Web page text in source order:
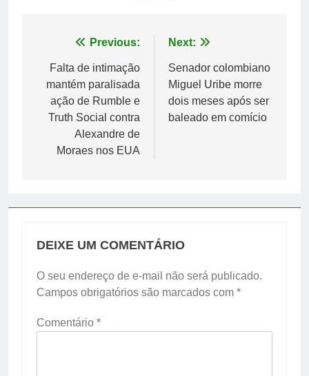
Navegação
de
Post
Previous:
Falta de intimação
mantém paralisada
ação de Rumble e
Truth Social contra
Alexandre de
Moraes nos EUA
Next:
Senador colombiano
Miguel Uribe morre
dois meses após ser
baleado em comício
DEIXE UM COMENTÁRIO
O seu endereço de e-mail não será publicado.
Campos obrigatórios são marcados com *
Comentário *